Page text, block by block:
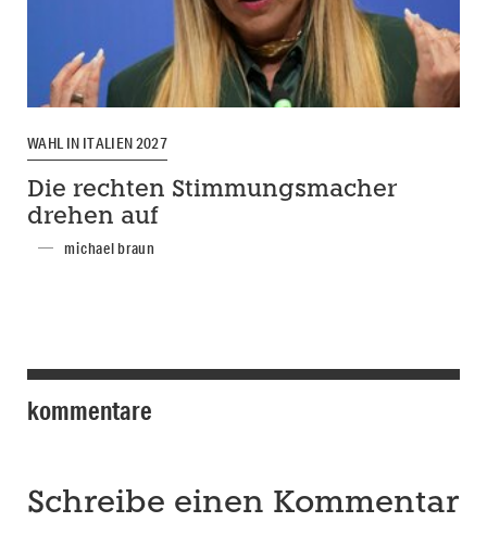
WAHL IN ITALIEN 2027
Die rechten Stimmungsmacher
drehen auf
michael braun
kommentare
Schreibe einen Kommentar